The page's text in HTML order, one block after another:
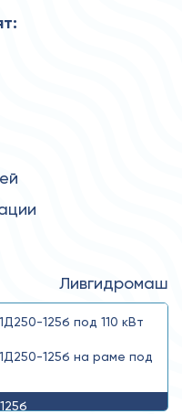
Ливгидромаш
125б под 110 кВт
125б на раме под